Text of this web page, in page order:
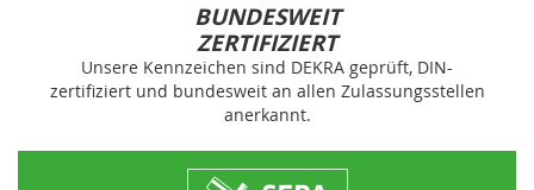
BUNDESWEIT
ZERTIFIZIERT
Unsere Kennzeichen sind DEKRA geprüft, DIN-
zertifiziert und bundesweit an allen Zulassungsstellen
anerkannt.